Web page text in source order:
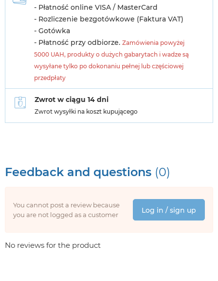
- Płatność online VISA / MasterCard
- Rozliczenie bezgotówkowe (Faktura VAT)
- Gotówka
- Płatność przy odbiorze. Zamówienia powyżej
5000 UAH, produkty o dużych gabarytach i wadze są
wysyłane tylko po dokonaniu pełnej lub częściowej
przedpłaty
Zwrot w ciągu 14 dni
Zwrot wysyłki na koszt kupującego
Feedback and questions (0)
You cannot post a review because
you are not logged as a customer
Log in / sign up
No reviews for the product